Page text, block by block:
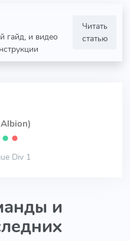
гайд, и видео
Читать
статью
⬤ ⬤
Div 1
и